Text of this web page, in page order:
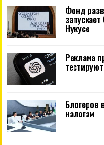
Фонд
Нукусе
Реклама
Блогеров
налогам